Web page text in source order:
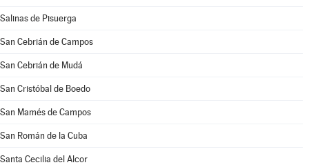
Salinas de Pisuerga
San Cebrián de Campos
San Cebrián de Mudá
San Cristóbal de Boedo
San Mamés de Campos
San Román de la Cuba
Santa Cecilia del Alcor